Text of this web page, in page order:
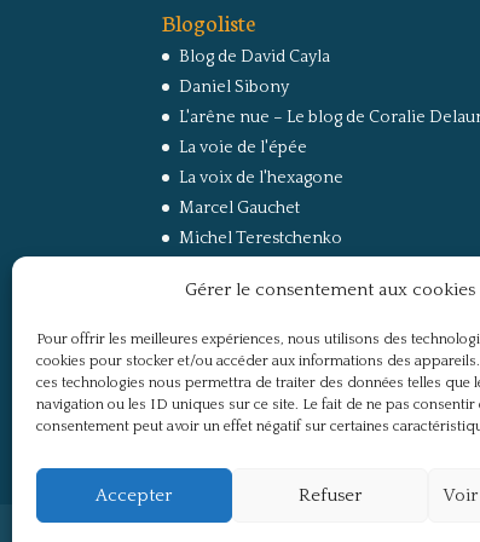
Gérer le consentement aux cookies
Pour offrir les meilleures expériences, nous utilisons des
cookies pour stocker et/ou accéder aux informations des
ces technologies nous permettra de traiter des données telles que
navigation ou les ID uniques sur ce site. Le fait de ne pas
consentement peut avoir un effet négatif sur certaines
Accepter Refuser Voir
Blogoliste
Blog de David Cayla
Daniel Sibony
L'arêne nue – Le blog de Coralie
La voie de l'épée
La voix de l'hexagone
Marcel Gauchet
Michel Terestchenko
RussEurope – Le Carnet de Jacques
Secret Défense
Un regard sur la Russie